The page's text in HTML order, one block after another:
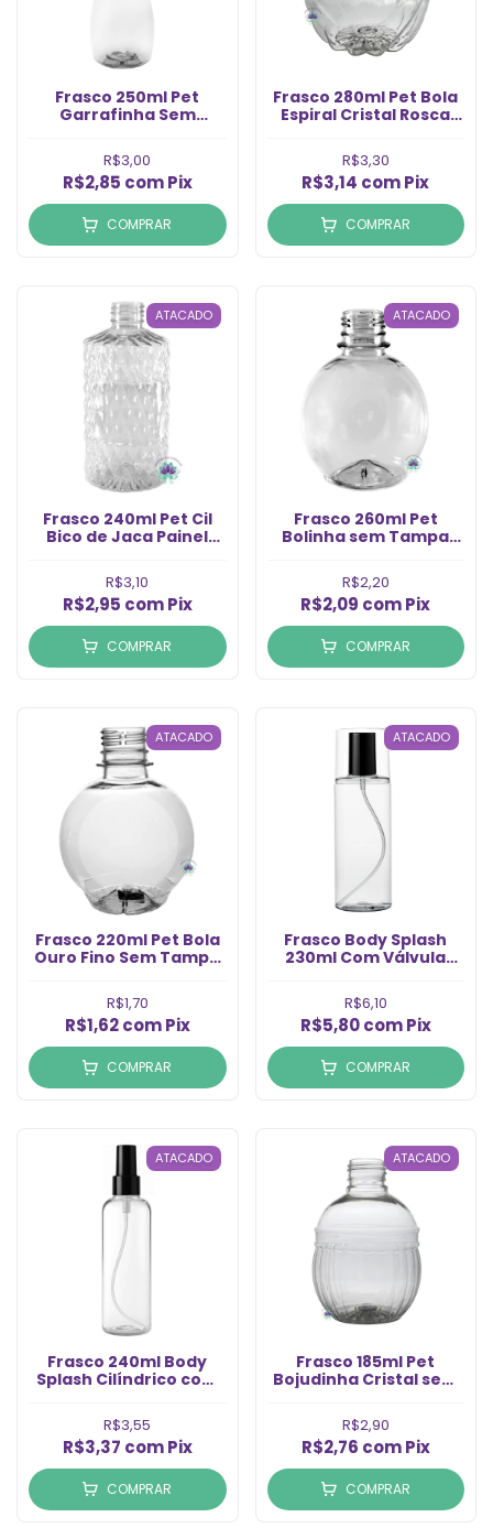
Frasco 250ml Pet
Garrafinha Sem
(1un)
R$3,00
R$2,85 com Pix
COMPRAR
Frasco 280ml Pet Bola
Espiral Cristal Rosca
R$3,30
R$3,14 comPix
COMPRAR
ATACADO
Frasco 240ml Pet Cil
Bico de Jaca Painel
24/410 (1un)
R$3,10
R$2,95 com Pix
COMPRAR
ATACADO
Frasco 260ml Pet
Bolinha sem Tampa
R$2,20
R$2,09 comPix
COMPRAR
ATACADO
Frasco 220ml Pet Bola
Ouro Fino Sem Tampa
R$1,70
R$1,62com Pix
COMPRAR
ATACADO
Frasco Body Splash
230ml Com Válvula
(Un)
R$6,10
R$5,80com Pix
COMPRAR
ATACADO
Frasco 240ml Body
Splash Cilíndrico com
(Un)
R$3,55
R$3,37 com Pix
COMPRAR
ATACADO
Frasco 185ml Pet
Bojudinha Cristal sem
(1un)
R$2,90
R$2,76 com Pix
COMPRAR